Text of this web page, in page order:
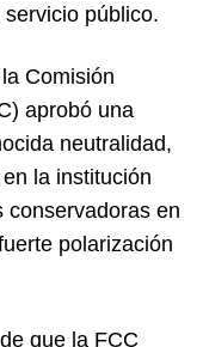
público.
Comisión
aprobó una
neutralidad,
la institución
conservadoras en
polarización
que la FCC